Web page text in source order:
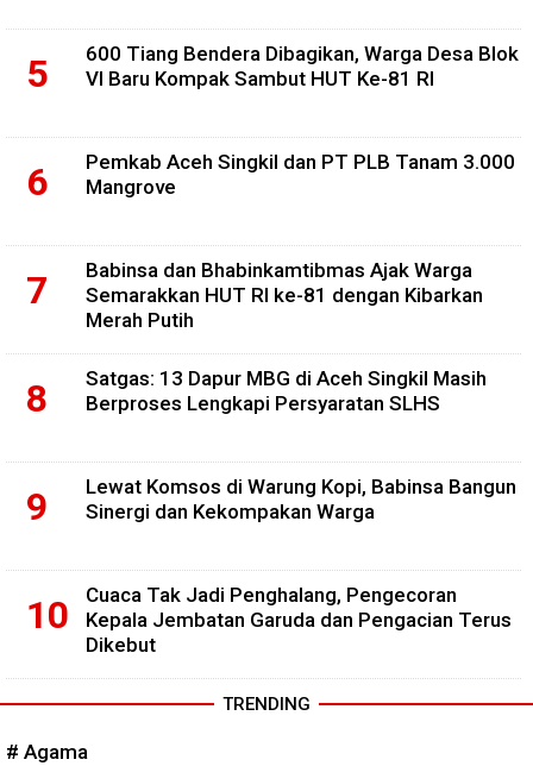
600 Tiang Bendera Dibagikan, Warga Desa Blok
VI Baru Kompak Sambut HUT Ke-81 RI
Pemkab Aceh Singkil dan PT PLB Tanam 3.000
Mangrove
Babinsa dan Bhabinkamtibmas Ajak Warga
Semarakkan HUT RI ke-81 dengan Kibarkan
Merah Putih
Satgas: 13 Dapur MBG di Aceh Singkil Masih
Berproses Lengkapi Persyaratan SLHS
Lewat Komsos di Warung Kopi, Babinsa Bangun
Sinergi dan Kekompakan Warga
Cuaca Tak Jadi Penghalang, Pengecoran
Kepala Jembatan Garuda dan Pengacian Terus
Dikebut
TRENDING
# Agama